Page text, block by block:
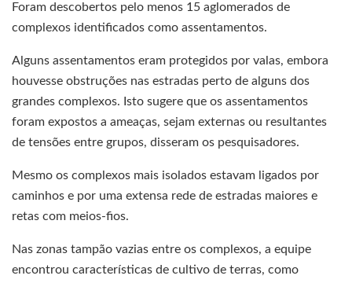
Foram descobertos pelo menos 15 aglomerados de
complexos identificados como assentamentos.
Alguns assentamentos eram protegidos por valas, embora
houvesse obstruções nas estradas perto de alguns dos
grandes complexos. Isto sugere que os assentamentos
foram expostos a ameaças, sejam externas ou resultantes
de tensões entre grupos, disseram os pesquisadores.
Mesmo os complexos mais isolados estavam ligados por
caminhos e por uma extensa rede de estradas maiores e
retas com meios-fios.
Nas zonas tampão vazias entre os complexos, a equipe
encontrou características de cultivo de terras, como